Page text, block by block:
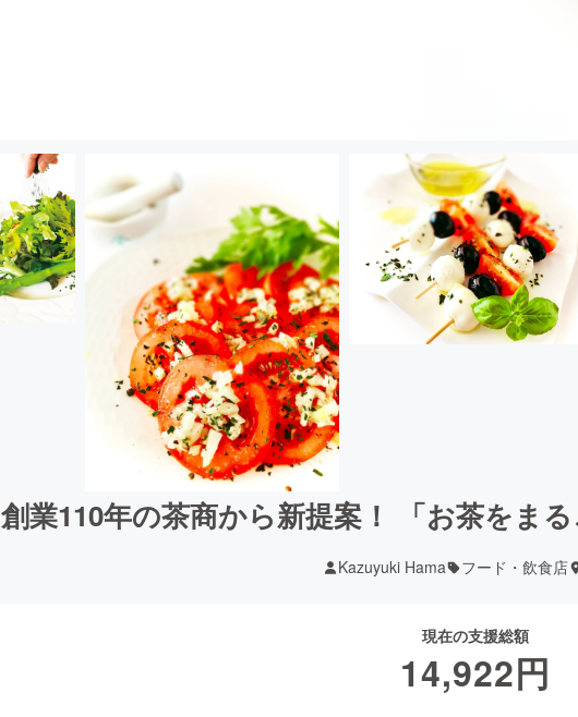
創業110年の茶商から新提案！ 「お茶をま
Kazuyuki Hama フード・飲食店
現在の支援総額
14,922円